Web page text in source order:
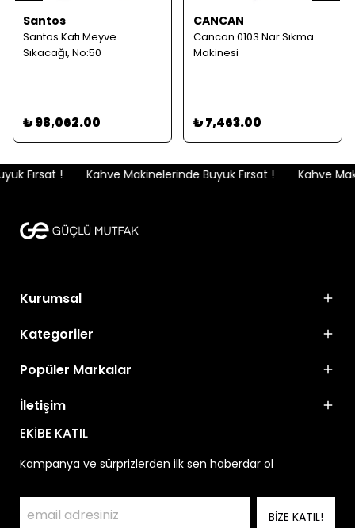
Santos
Santos Katı Meyve
Sıkacağı, No:50
₺ 98,062.00
CANCAN
Cancan 0103 Nar Sıkma
Makinesi
₺ 7,463.00
Fırsat ! Kahve Makinelerinde Büyük Fırsat ! Kahve
Kurumsal
Kategoriler
Popüler Markalar
İletişim
EKİBE KATIL
Kampanya ve sürprizlerden ilk sen haberdar ol
BİZE KATIL!